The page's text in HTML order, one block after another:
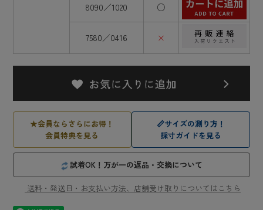
8090／1020 ○
7580／0416 ×
★会員ならさらにお得！
会員特典を見る
📏サイズの測り方！
採寸ガイドを見る
試着OK！万が一の返品・交換について
送料・発送日・お支払い方法、店舗受け取りについてはこちら